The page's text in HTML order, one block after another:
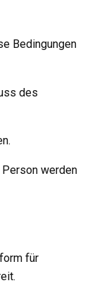
Bedingungen
des
werden
für